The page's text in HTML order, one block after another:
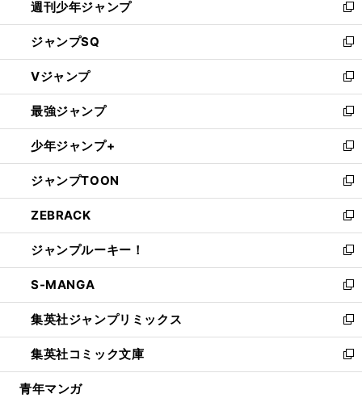
く
週刊少年ジャンプ
新
し
い
ウ
ィ
ン
ド
ウ
で
開
く
ジャンプSQ
新
し
い
ウ
ィ
ン
ド
ウ
で
開
く
Vジャンプ
新
し
い
ウ
ィ
ン
ド
ウ
で
開
く
最強ジャンプ
新
し
い
ウ
ィ
ン
ド
ウ
で
開
く
少年ジャンプ+
新
し
い
ウ
ィ
ン
ド
ウ
で
開
く
ジャンプTOON
新
し
い
ウ
ィ
ン
ド
ウ
で
開
く
ZEBRACK
新
し
い
ウ
ィ
ン
ド
ウ
で
開
ジャンプルーキー！
新
し
い
ウ
ィ
ン
ド
ウ
S-MANGA
新
し
い
ウ
ィ
ン
集英社ジャンプリミックス
新
し
い
ウ
集英社コミック文庫
新
し
青年マンガ